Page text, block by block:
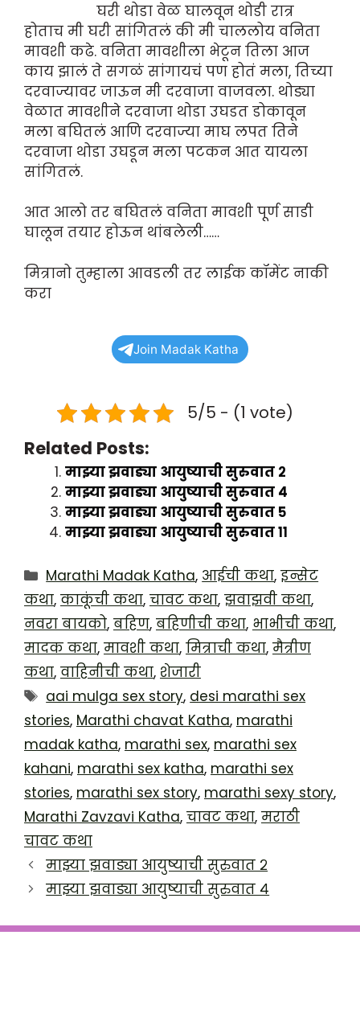
घरी थोडा वेळ घालवून थोडी रात्र
होताच मी घरी सांगितलं की मी चाललोय वनिता
मावशी कढे. वनिता मावशीला भेटून तिला आज
काय झालं ते सगळं सांगायचं पण होतं मला, तिच्या
दरवाज्यावर जाऊन मी दरवाजा वाजवला. थोड्या
वेळात मावशीने दरवाजा थोडा उघडत डोकावून
मला बघितलं आणि दरवाज्या माघ लपत तिने
दरवाजा थोडा उघडून मला पटकन आत यायला
सांगितलं.
आत आलो तर बघितलं वनिता मावशी पूर्ण साडी
घालून तयार होऊन थांबलेली……
मित्रानो तुम्हाला आवडली तर लाईक कॉमेंट नाकी
करा
Join Madak Katha
5/5 - (1 vote)
Related Posts:
माझ्या झवाड्या आयुष्याची सुरुवात २
माझ्या झवाड्या आयुष्याची सुरुवात ४
माझ्या झवाड्या आयुष्याची सुरुवात ५
माझ्या झवाड्या आयुष्याची सुरुवात ११
Categories
Marathi Madak Katha, आईची कथा,इन्सेट
कथा, काकूंची कथा, चावट कथा, झवाझवी कथा,
नवरा बायको, बहिण, बहिणीची कथा, भाभीची कथा,
मादक कथा, मावशी कथा, मित्राची कथा, मैत्रीण
कथा, वाहिनीची कथा, शेजारी
Tags
aai mulga sex story, desi marathi sex
stories, Marathi chavat Katha, marathi
madak katha, marathi sex, marathi sex
kahani, marathi sex katha, marathi sex
stories, marathi sex story, marathi sexy story,
Marathi Zavzavi Katha, चावट कथा, मराठी
चावट कथा
माझ्या झवाड्या आयुष्याची सुरुवात २
माझ्या झवाड्या आयुष्याची सुरुवात ४